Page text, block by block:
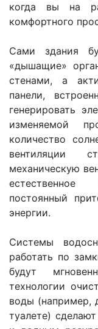
когда вы на
комфортного
Сами здания
«дышащие»
стенами, а
панели,
генерировать
изменяемой
количество
вентиляции
механическую
естественное
постоянный
энергии.
Системы
работать по
будут
технологии
воды (например,
туалете)